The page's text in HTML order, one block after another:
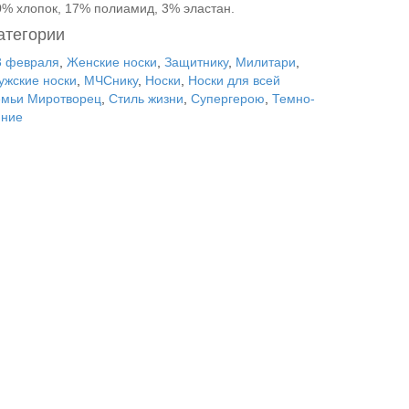
хлопок, 17% полиамид, 3% эластан.
февраля Женские носки Защитнику, Милитари
носки
МЧСнику, Носки
Носки для всей
Миротворец Стиль жизни Супергерою Темно-